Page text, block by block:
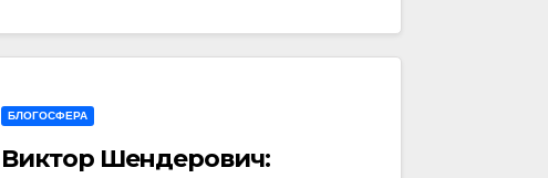
БЛОГОСФЕРА
Виктор Шендерович: